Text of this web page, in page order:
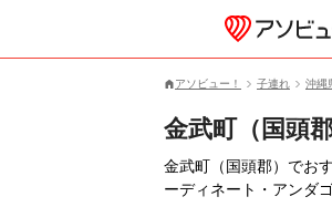
アソビュー！ 子連れ 沖縄
金武町（国頭
金武町（国頭郡）でお
ーディネート・アンダ